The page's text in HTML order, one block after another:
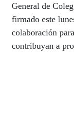
General de
firmado este
colaboración
contribuyan a